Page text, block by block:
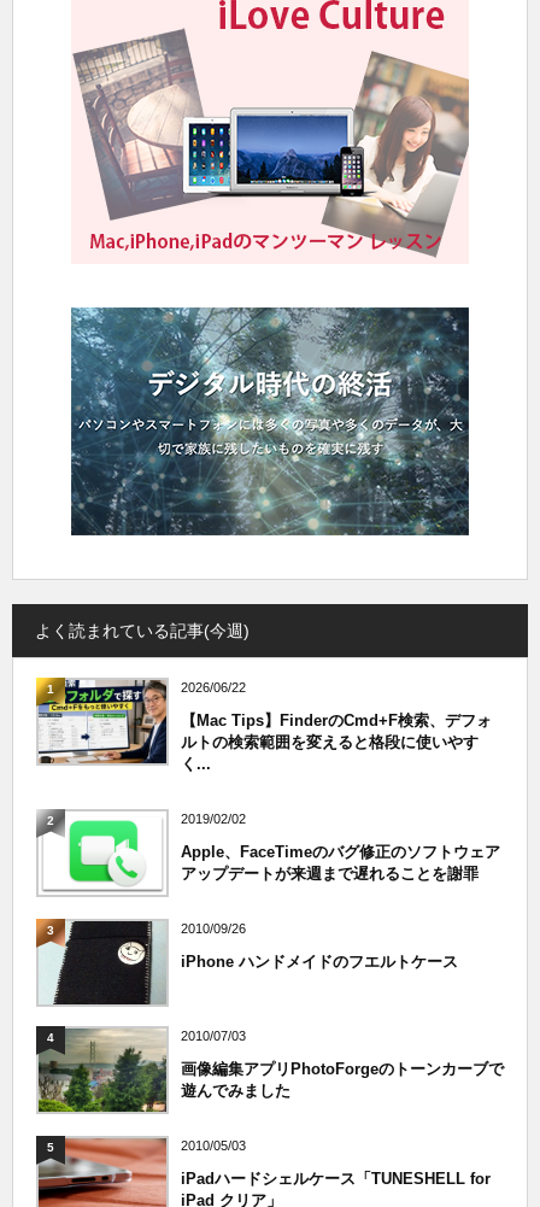
よく読まれている記事(今週)
1 2026/06/22
【Mac Tips】FinderのCmd+F検索、デフォ
ルトの検索範囲を変えると格段に使いやす
く...
2 2019/02/02
Apple、FaceTimeのバグ修正のソフトウェア
アップデートが来週まで遅れることを謝罪
3 2010/09/26
iPhone ハンドメイドのフエルトケース
4 2010/07/03
画像編集アプリPhotoForgeのトーンカーブで
遊んでみました
5 2010/05/03
iPadハードシェルケース「TUNESHELL for
iPad クリア」